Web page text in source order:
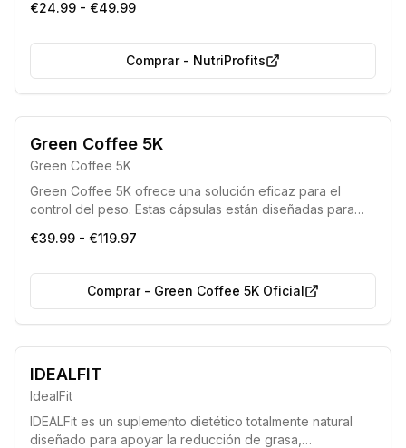
de peso, la desintoxicación del organismo y la mejora de
€24.99 - €49.99
Comprar- NutriProfits
Green Coffee 5K
Green Coffee 5K
Green Coffee 5K ofrece una solución eficaz para el
control del peso. Estas cápsulas están diseñadas para
mejorar la confianza en sí mismas y optimizar la calidad
€39.99 - €119.97
Comprar- Green Coffee 5K Oficial
IDEALFIT
IdealFit
IDEALFit es un suplemento dietético totalmente natural
diseñado para apoyar la reducción de grasa,